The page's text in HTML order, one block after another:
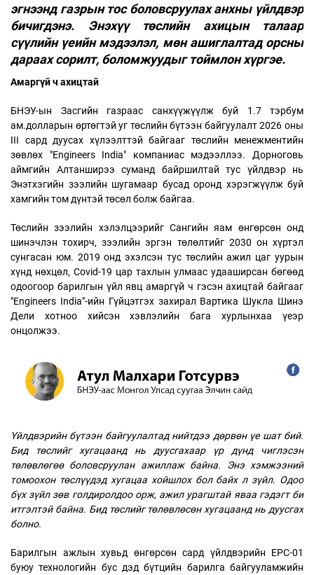
эгнээнд газрын тос боловсруулах анхны үйлдвэр
бичигдэнэ. Энэхүү төслийн ахицын талаар
сүүлийн үеийн мэдээлэл, мөн ашиглалтад орсны
дараах сорилт, боломжуудыг тоймлон хүргэе.
Амаргүй ч ахицтай
БНЭУ-ын Засгийн газраас санхүүжүүлж буй 1.7 тэрбум
ам.долларын өртөгтэй уг төслийн бүтээн байгуулалт 2026 оны
III сард дуусах хүлээлттэй байгааг төслийн менежментийн
зөвлөх "Engineers India" компаниас мэдээллээ. Дорноговь
аймгийн Алтанширээ суманд байршилтай тус үйлдвэр нь
Энэтхэгийн зээлийн шугамаар бусад оронд хэрэгжүүлж буй
хамгийн том дүнтэй төсөл болж байгаа.
Төслийн зээлийн хэлэлцээрийг Сангийн яам өнгөрсөн онд
шинэчлэн тохирч, зээлийн эргэн төлөлтийг 2030 он хүртэл
сунгасан юм. 2019 онд эхэлсэн тус төслийн ажил цаг уурын
хүнд нөхцөл, Covid-19 цар тахлын улмаас удааширсан бөгөөд
одоогоор барилгын үйл явц амаргүй ч гэсэн ахицтай байгааг
"Engineers India"-ийн Гүйцэтгэх захирал Вартика Шукла Шинэ
Дели хотноо хийсэн хэвлэлийн бага хурлынхаа үеэр
онцолжээ.
Үйлдвэрийн бүтээн байгуулалтад нийтдээ дөрвөн үе шат бий.
Бид төслийг хугацаанд нь дуусгахаар үр дүнд чиглэсэн
төлөвлөгөө боловсруулан ажиллаж байна. Энэ хэмжээний
томоохон төслүүдэд хугацаа хойшлох бол байх л зүйл. Одоо
бүх зүйл зөв голдиролдоо орж, ажил урагштай яваа гэдэгт би
итгэлтэй байна. Бид төслийг төлөвлөсөн хугацаанд нь дуусгах
болно.
Барилгын ажлын хувьд өнгөрсөн сард үйлдвэрийн EPC-01
буюу технологийн бус дэд бүтцийн барилга байгууламжийн